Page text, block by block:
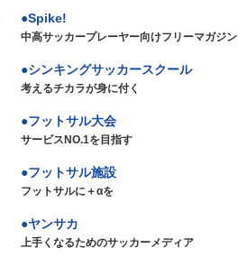
Spike!
中高サッカープレーヤー向けフリーマガジン
シンキングサッカースクール
考えるチカラが身に付く
フットサル大会
サービスNO.1を目指す
フットサル施設
フットサルに＋αを
ヤンサカ
上手くなるためのサッカーメディア